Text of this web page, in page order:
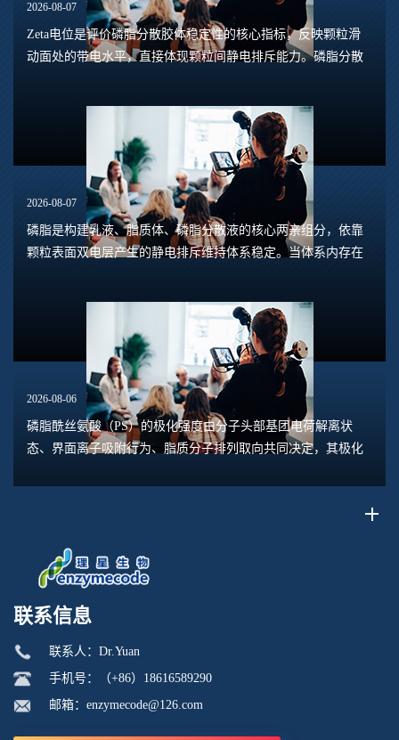
2026-08-07
Zeta电位是评价磷脂分散胶体稳定性的核心指标，反映颗粒滑
动面处的带电水平，直接体现颗粒间静电排斥能力。磷脂分散
2026-08-07
磷脂是构建乳液、脂质体、磷脂分散液的核心两亲组分，依靠
颗粒表面双电层产生的静电排斥维持体系稳定。当体系内存在
2026-08-06
磷脂酰丝氨酸（PS）的极化强度由分子头部基团电荷解离状
态、界面离子吸附行为、脂质分子排列取向共同决定，其极化
联系信息
联系人：Dr.Yuan
手机号：（+86）18616589290
邮箱：enzymecode@126.com